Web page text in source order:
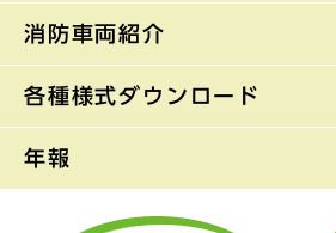
消防車両紹介
各種様式ダウンロード
年報